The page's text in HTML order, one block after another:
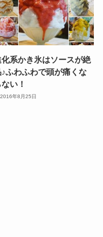
化系かき氷はソースが絶
ふわふわで頭が痛くな
ない！
2016年8月25日